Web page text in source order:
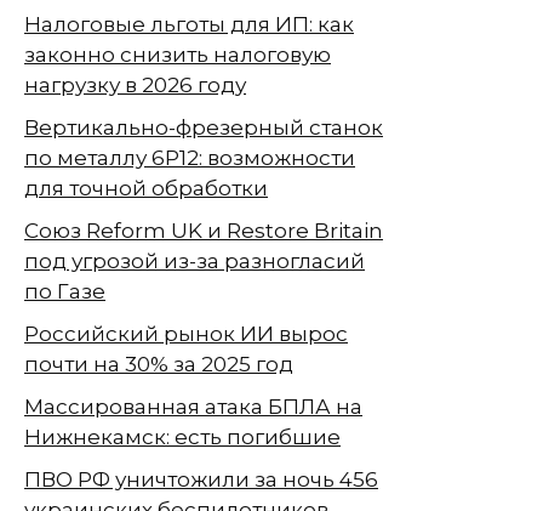
Налоговые льготы для ИП: как
законно снизить налоговую
нагрузку в 2026 году
Вертикально-фрезерный станок
по металлу 6Р12: возможности
для точной обработки
Союз Reform UK и Restore Britain
под угрозой из-за разногласий
по Газе
Российский рынок ИИ вырос
почти на 30% за 2025 год
Массированная атака БПЛА на
Нижнекамск: есть погибшие
ПВО РФ уничтожили за ночь 456